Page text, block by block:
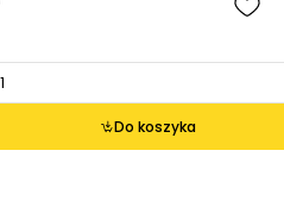
Do koszyka